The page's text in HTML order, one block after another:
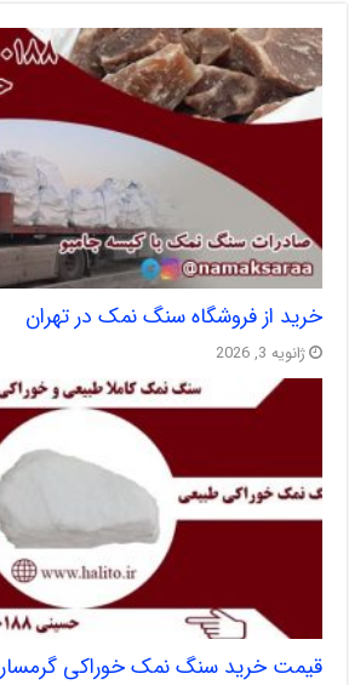
خرید از فروشگاه سنگ نمک در تهران
ژانویه 3, 2026
قیمت خرید سنگ نمک خوراکی گرمسار